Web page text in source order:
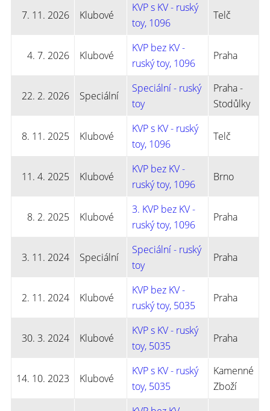
7. 11. 2026 Klubové
KVP s KV - ruský
toy, 1096
Telč
4. 7. 2026 Klubové
KVP bez KV -
ruský toy, 1096
Praha
22. 2. 2026 Speciální
Speciální - ruský
toy
Praha -
Stodůlky
8. 11. 2025 Klubové
KVP s KV - ruský
toy, 1096
Telč
11. 4. 2025 Klubové
KVP bez KV -
ruský toy, 1096
Brno
8. 2. 2025 Klubové
3. KVP bez KV -
ruský toy, 1096
Praha
3. 11. 2024 Speciální
Speciální - ruský
toy
Praha
2. 11. 2024 Klubové
KVP bez KV -
ruský toy, 5035
Praha
30. 3. 2024 Klubové
KVP s KV - ruský
toy, 5035
Praha
14. 10. 2023 Klubové
KVP s KV - ruský
toy, 5035
Kamenné
Zboží